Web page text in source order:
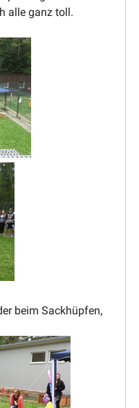
alle ganz toll.
beim Sackhüpfen,